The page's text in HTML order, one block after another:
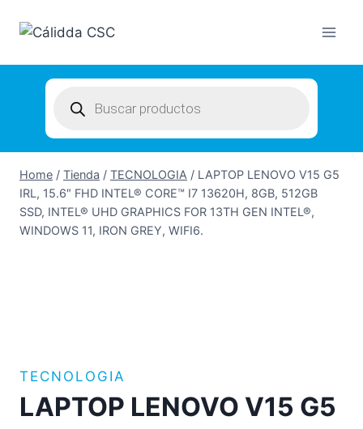
search
Home / Tienda / TECNOLOGIA / LAPTOP LENOVO V15 G5
IRL, 15.6″ FHD INTEL® CORE™ I7 13620H, 8GB, 512GB
SSD, INTEL® UHD GRAPHICS FOR 13TH GEN INTEL®,
WINDOWS 11, IRON GREY, WIFI6.
TECNOLOGIA
LAPTOP LENOVO V15 G5